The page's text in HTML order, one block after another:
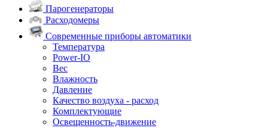
Парогенераторы
Расходомеры
Современные приборы автоматики
Температура
Power-IO
Вес
Влажность
Давление
Качество воздуха - расход
Комплектующие
Освещенность-движение